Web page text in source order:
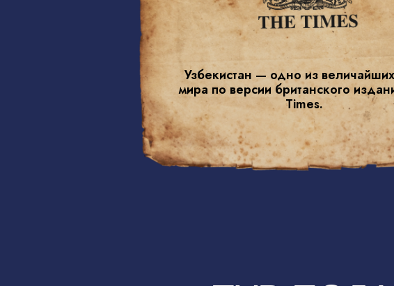
Узбекистан — одно из
мира по версии британского
Times.